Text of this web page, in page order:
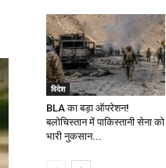
विदेश
BLA का बड़ा ऑपरेशन!
बलोचिस्तान में पाकिस्तानी सेना को
भारी नुकसान...